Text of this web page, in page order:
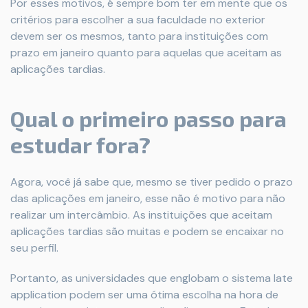
Por esses motivos, é sempre bom ter em mente que os
critérios para escolher a sua faculdade no exterior
devem ser os mesmos, tanto para instituições com
prazo em janeiro quanto para aquelas que aceitam as
aplicações tardias.
Qual o primeiro passo para
estudar fora?
Agora, você já sabe que, mesmo se tiver pedido o prazo
das aplicações em janeiro, esse não é motivo para não
realizar um intercâmbio. As instituições que aceitam
aplicações tardias são muitas e podem se encaixar no
seu perfil.
Portanto, as universidades que englobam o sistema late
application podem ser uma ótima escolha na hora de